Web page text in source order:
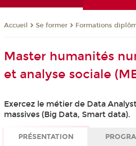
Accueil Se former Formations
Master humanités
et analyse sociale
Exercez le métier de Data
massives (Big Data, Smart data).
PRÉSENTATION